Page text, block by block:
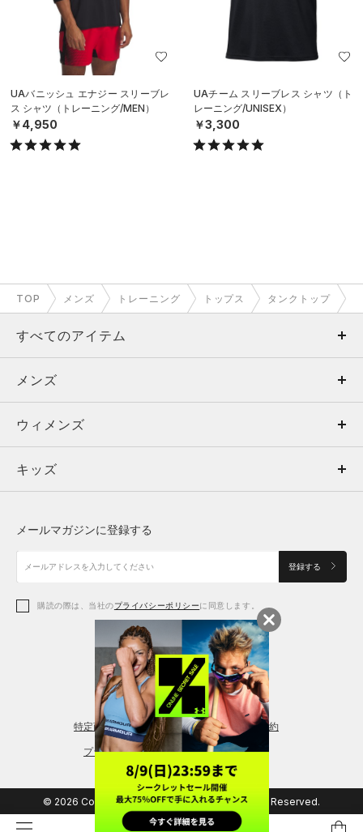
UAバニッシュ エナジー スリーブレ
ス シャツ（トレーニング/MEN）
￥4,950
UAチーム スリーブレス シャツ（ト
レーニング/UNISEX）
￥3,300
TOP メンズ トレーニング トップス タンクトップ
すべてのアイテム
メンズ
ウィメンズ
キッズ
アクセサリー
メンズ
トップス
ボトムス
アクセサリー
ウィメンズ
トップス
シューズ
アクセサリー
レギンス＆タイツ
キッズ
シューズ
メールマガジンに登録する
登録する
購読の際は、当社のプライバシーポリシーに同意します。
特定商取引法に基づく通販の表記 会員規約
プライバシーポリシー
© 2026 Copyright DOME Corporation. All Rights Reserved.